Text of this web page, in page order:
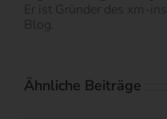
Er ist Gründer des xm-
Blog.
Ähnliche Beiträge